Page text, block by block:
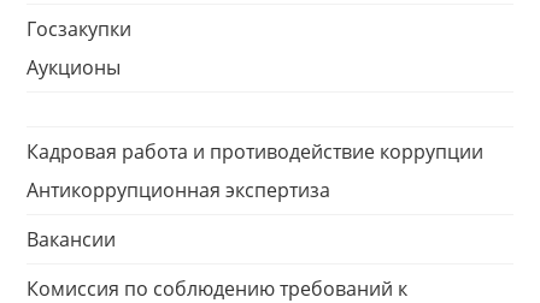
Госзакупки
Аукционы
Кадровая работа и противодействие коррупции
Антикоррупционная экспертиза
Вакансии
Комиссия по соблюдению требований к